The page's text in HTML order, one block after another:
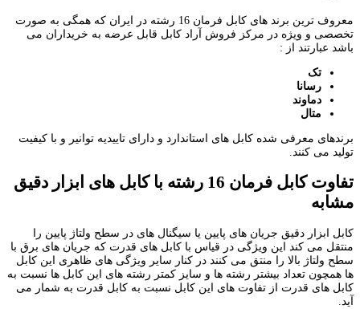
معروف ترین برند های کابل فرمان 16 رشته در ایران که همگی به صورت
تخصصی و ویژه در مرکز فروش آراد کابل قابل عرضه به خریداران می
باشد عبارتند از :
تک
رسانا
دماوند
متال
برندهای معرفی شده کابل های استاندارد و دارای تاییدیه توانیر و با کیفیت
تولید می کنند.
تفاوت کابل فرمان 16 رشته با کابل های ابزار دقیق
مشابه
کابل ابزار دقیق جریان های پایین یا سیگنال های در سطح ولتاژ پایین را
منتقل می کند این ویژگی در قیاس با کابل های قدرت که جریان های برق با
سطح ولتاژ بالا را منتق می کنند در کنار سایر ویژگی های ظاهری این کابل
ها همچون تعداد بیشتر رشته ها و سایز کمتر رشته های این کابل ها نسبت به
کابل های قدرت از تفاوت های این کابل نسبت به کابل قدرت به شمار می
آید.